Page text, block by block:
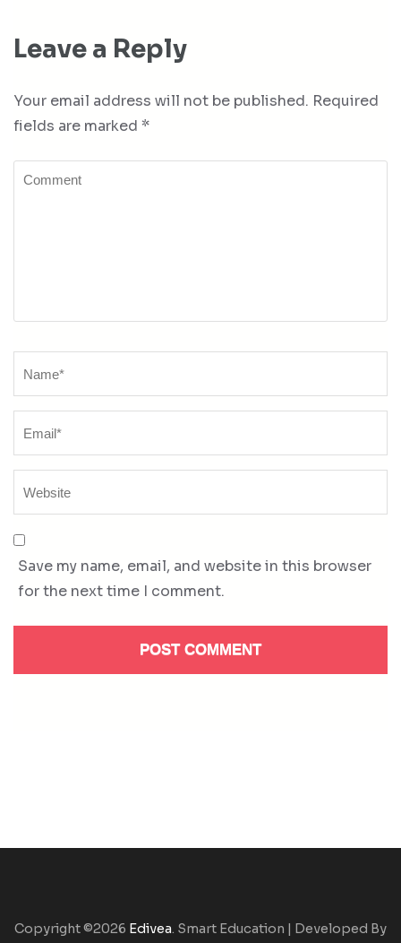
Leave a Reply
Your email address will not be published. Required
fields are marked *
Comment
Save my name, email, and website in this browser
for the next time I comment.
Copyright ©2026 Edivea. Smart Education | Developed By